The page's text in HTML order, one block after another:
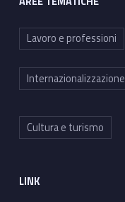
Lavoro e professioni
Internazionalizzazione
Cultura e turismo
LINK